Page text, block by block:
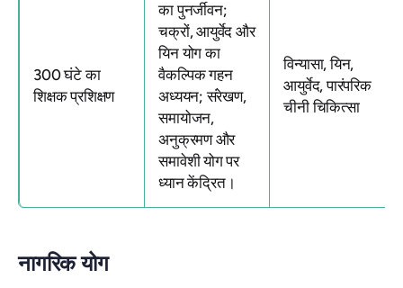
300 घंटे का
शिक्षक प्रशिक्षण
का पुनर्जीवन;
चक्रों, आयुर्वेद और
यिन योग का
वैकल्पिक गहन
अध्ययन; संरेखण,
समायोजन,
अनुक्रमण और
समावेशी योग पर
ध्यान केंद्रित।
विन्यासा, यिन,
आयुर्वेद, पारंपरिक
चीनी चिकित्सा
नागरिक योग